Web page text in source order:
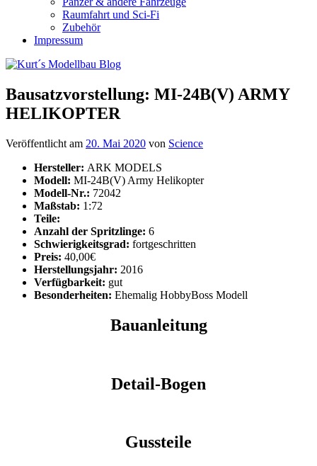
Raumfahrt und Sci-Fi
Zubehör
Impressum
Bausatzvorstellung: MI-24B(V) ARMY
HELIKOPTER
Veröffentlicht am 20. Mai 2020 von Science
Hersteller: ARK MODELS
Modell: MI-24B(V) Army Helikopter
Modell-Nr.: 72042
Maßstab: 1:72
Teile:
Anzahl der Spritzlinge: 6
Schwierigkeitsgrad: fortgeschritten
Preis: 40,00€
Herstellungsjahr: 2016
Verfügbarkeit: gut
Besonderheiten: Ehemalig HobbyBoss Modell
Bauanleitung
Detail-Bogen
Gussteile